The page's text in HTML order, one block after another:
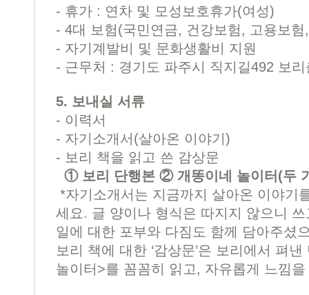
- 휴가 : 연차 및 모성보호휴가(여성)
- 4대 보험(국민연금, 건강보험, 고용보
- 자기계발비 및 문화생활비 지원
- 근무처 : 경기도 파주시 직지길492 보
5. 보내실 서류
- 이력서
- 자기소개서(살아온 이야기)
- 보리 책을 읽고 쓴 감상문
① 보리 단행본 ② 개똥이네 놀이터(두
*자기소개서는 지금까지 살아온 이야기
세요. 글 양이나 형식은 따지지 않으니
일에 대한 포부와 다짐도 함께 담아주셨
보리 책에 대한 ‘감상문’은 보리에서 펴
놀이터>를 꼼꼼히 읽고, 자유롭게 느낌